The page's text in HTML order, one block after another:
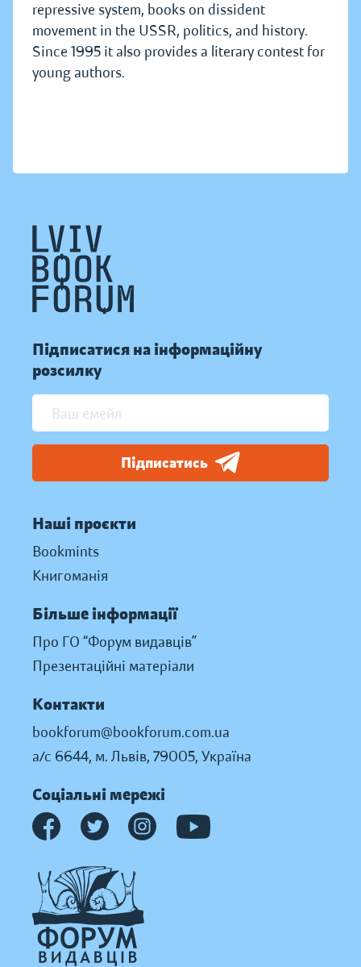
repressive system, books on dissident
movement in the USSR, politics, and history.
Since 1995 it also provides a literary contest for
young authors.
Підписатися на інформаційну
розсилку
Підписатись
Наші проєкти
Bookmints
Книгоманія
Більше інформації
Про ГО “Форум видавців”
Презентаційні матеріали
Контакти
bookforum@bookforum.com.ua
а/с 6644, м. Львів, 79005, Україна
Соціальні мережі